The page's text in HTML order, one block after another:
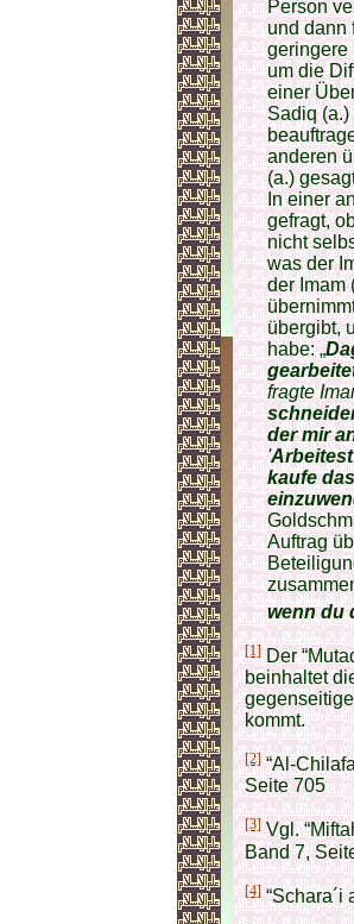
Person
und dann
geringere
um die
einer
Sadiq (a.)
anderen
(a.)
In einer
gefragt,
nicht
was der
der Imam
übergibt,
habe: „
fragte
der mir
'
kaufe
Auftrag
wenn du
[1]Der
beinhaltet
kommt.
[2]“Al-
Seite 705
[3]Vgl.
Band 7,
[4]“Schara´i